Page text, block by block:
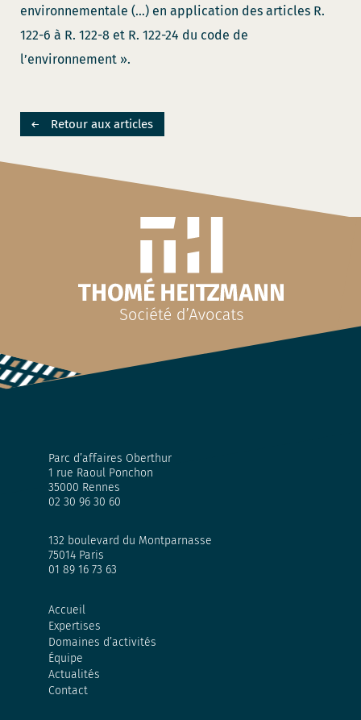
environnementale (…) en application des articles R.
122-6 à R. 122-8 et R. 122-24 du code de
l’environnement ».
Retour aux articles
Parc d’affaires Oberthur
1 rue Raoul Ponchon
35000 Rennes
02 30 96 30 60
132 boulevard du Montparnasse
75014 Paris
01 89 16 73 63
Accueil
Expertises
Domaines d’activités
Équipe
Actualités
Contact